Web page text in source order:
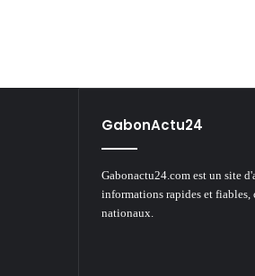
GabonActu24
Gabonactu24.com est un site
informations rapides et fiables,
nationaux.